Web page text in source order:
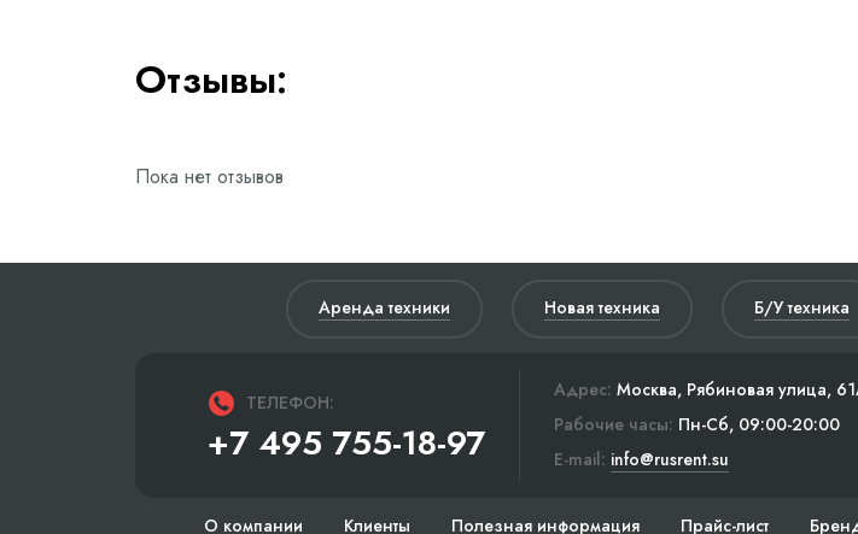
Отзывы:
Пока нет отзывов
Аренда техники Новая техника Б/У техника
ТЕЛЕФОН:
+7 495 755-18-97
Адрес: Москва, Рябиновая улица,
Рабочие часы: Пн-Сб, 09:00-20:00
E-mail: info@rusrent.su
О компании Клиенты Полезная информация Прайс-лист